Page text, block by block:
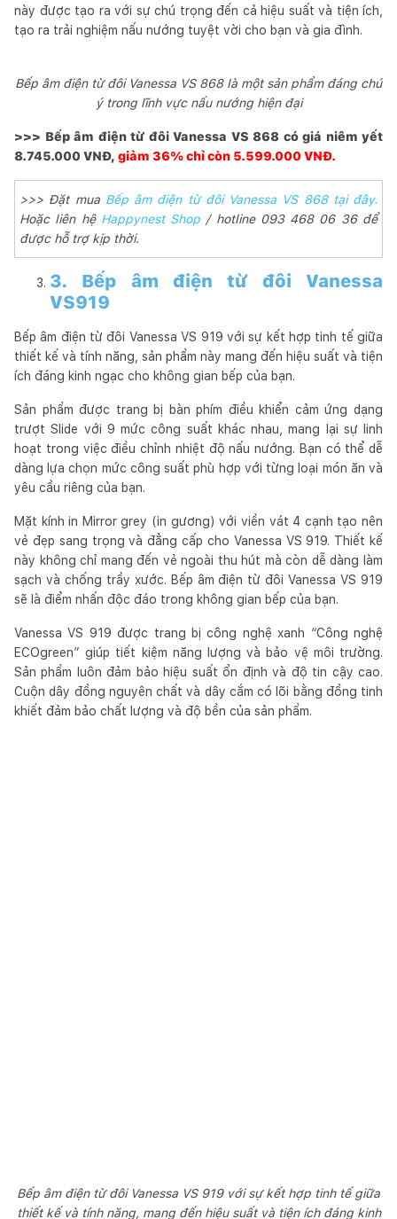
này được tạo ra với sự chú trọng đến cả hiệu suất và tiện ích,
tạo ra trải nghiệm nấu nướng tuyệt vời cho bạn và gia đình.
Bếp âm điện từ đôi Vanessa VS 868 là một sản phẩm đáng chú
ý trong lĩnh vực nấu nướng hiện đại
>>> Bếp âm điện từ đôi Vanessa VS 868 có giá niêm yết
8.745.000 VNĐ, giảm 36% chỉ còn 5.599.000 VNĐ.
>>> Đặt mua Bếp âm điện từ đôi Vanessa VS 868 tại đây.
Hoặc liên hệ Happynest Shop / hotline 093 468 06 36 để
được hỗ trợ kịp thời.
3. Bếp âm điện từ đôi Vanessa
VS919
Bếp âm điện từ đôi Vanessa VS 919 với sự kết hợp tinh tế giữa
thiết kế và tính năng, sản phẩm này mang đến hiệu suất và tiện
ích đáng kinh ngạc cho không gian bếp của bạn.
Sản phẩm được trang bị bàn phím điều khiển cảm ứng dạng
trượt Slide với 9 mức công suất khác nhau, mang lại sự linh
hoạt trong việc điều chỉnh nhiệt độ nấu nướng. Bạn có thể dễ
dàng lựa chọn mức công suất phù hợp với từng loại món ăn và
yêu cầu riêng của bạn.
Mặt kính in Mirror grey (in gương) với viền vát 4 cạnh tạo nên
vẻ đẹp sang trọng và đẳng cấp cho Vanessa VS 919. Thiết kế
này không chỉ mang đến vẻ ngoài thu hút mà còn dễ dàng làm
sạch và chống trầy xước. Bếp âm điện từ đôi Vanessa VS 919
sẽ là điểm nhấn độc đáo trong không gian bếp của bạn.
Vanessa VS 919 được trang bị công nghệ xanh “Công nghệ
ECOgreen” giúp tiết kiệm năng lượng và bảo vệ môi trường.
Sản phẩm luôn đảm bảo hiệu suất ổn định và độ tin cậy cao.
Cuộn dây đồng nguyên chất và dây cắm có lõi bằng đồng tinh
khiết đảm bảo chất lượng và độ bền của sản phẩm.
Bếp âm điện từ đôi Vanessa VS 919 với sự kết hợp tinh tế giữa
thiết kế và tính năng, mang đến hiệu suất và tiện ích đáng kinh